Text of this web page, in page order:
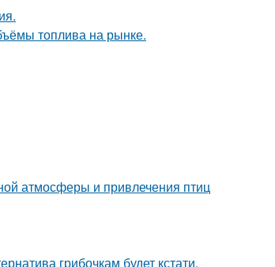
топлива на рынке.
атмосферы и привлечения птиц
грибочкам будет кстати.